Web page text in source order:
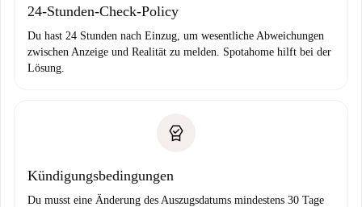
24-Stunden-Check-Policy
Du hast 24 Stunden nach Einzug, um wesentliche Abweichungen
zwischen Anzeige und Realität zu melden. Spotahome hilft bei der
Lösung.
Kündigungsbedingungen
Du musst eine Änderung des Auszugsdatums mindestens 30 Tage